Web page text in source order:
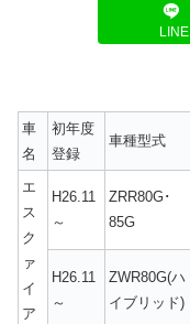
LINE
車
名
初年度
登録
車種型式
エ
ス
ク
ァ
イ
ア
H26.11
～
ZRR80G･
85G
H26.11
～
ZWR80G(ハ
イブリッド)